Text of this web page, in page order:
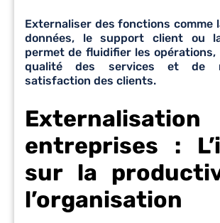
Externaliser des fonctions comme
données, le support client ou
permet de fluidifier les opérations,
qualité des services et de
satisfaction des clients.
entreprises :
sur la
l’organisation